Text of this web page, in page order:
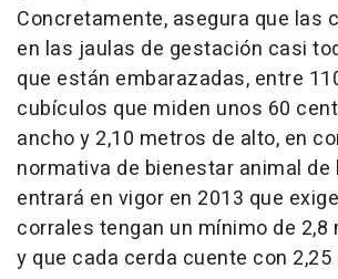
Concretamente, asegura que las
en las jaulas de gestación casi
que están embarazadas, entre
cubículos que miden unos 60
ancho y 2,10 metros de alto, en
normativa de bienestar animal de
entrará en vigor en 2013 que
corrales tengan un mínimo de 2,8
y que cada cerda cuente con